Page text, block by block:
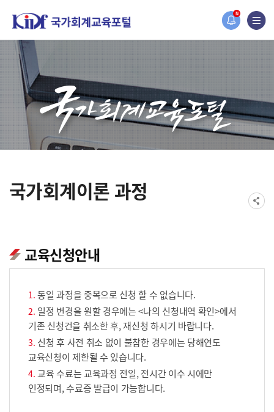
N
홈페이지가 새롭게 개편되었습니다.
한국조세재정연구원홈페이지가 새롭게 개설되었습니다.
국가회계이론 과정
교육신청안내
동일 과정을 중복으로 신청 할 수 없습니다.
일정 변경을 원할 경우에는 <나의 신청내역 확인>에서
기존 신청건을 취소한 후, 재신청 하시기 바랍니다.
신청 후 사전 취소 없이 불참한 경우에는 당해연도
교육신청이 제한될 수 있습니다.
교육 수료는 교육과정 전일, 전시간 이수 시에만
인정되며, 수료증 발급이 가능합니다.